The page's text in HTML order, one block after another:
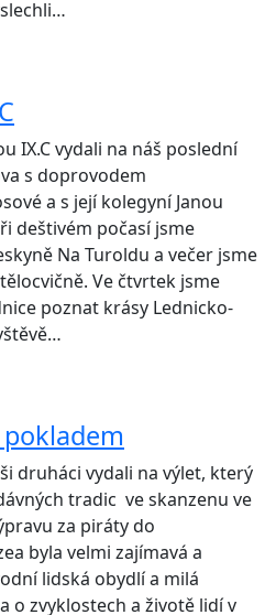
IX.C vydali na náš poslední
s doprovodem
a s její kolegyní Janou
deštivém počasí jsme
Na Turoldu a večer jsme
Ve čtvrtek jsme
poznat krásy Lednicko-
druháci vydali na výlet, který
tradic ve skanzenu ve
za piráty do
byla velmi zajímavá a
lidská obydlí a milá
o zvyklostech a životě lidí v